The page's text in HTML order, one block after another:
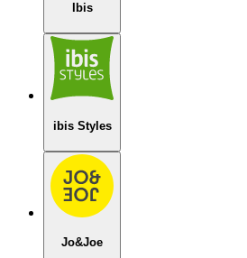
Ibis
ibis Styles
Jo&Joe